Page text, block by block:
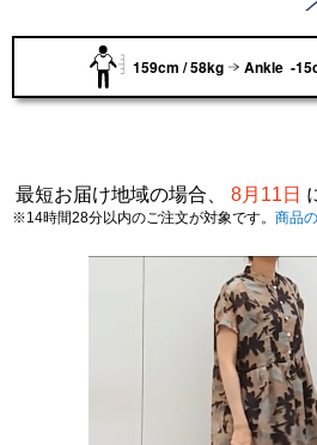
159cm / 58kg Ankle -
最短お届け地域の場合、 8月11日
※14時間28分以内のご注文が対象です。 商品